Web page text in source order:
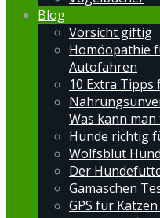
Blog
Vorsicht giftig
Homöopathie
Autofahren
10 Extra
Was kann man
Hunde richtig
Wolfsblut
Der
Gamaschen
GPS für